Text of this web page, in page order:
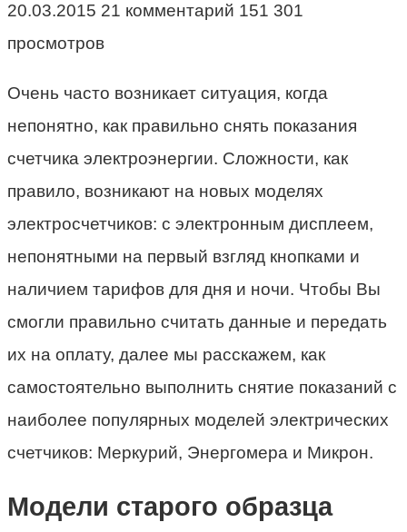
20.03.2015 21 комментарий 151 301
просмотров
Очень часто возникает ситуация, когда
непонятно, как правильно снять показания
счетчика электроэнергии. Сложности, как
правило, возникают на новых моделях
электросчетчиков: с электронным дисплеем,
непонятными на первый взгляд кнопками и
наличием тарифов для дня и ночи. Чтобы Вы
смогли правильно считать данные и передать
их на оплату, далее мы расскажем, как
самостоятельно выполнить снятие показаний с
наиболее популярных моделей электрических
счетчиков: Меркурий, Энергомера и Микрон.
Модели старого образца